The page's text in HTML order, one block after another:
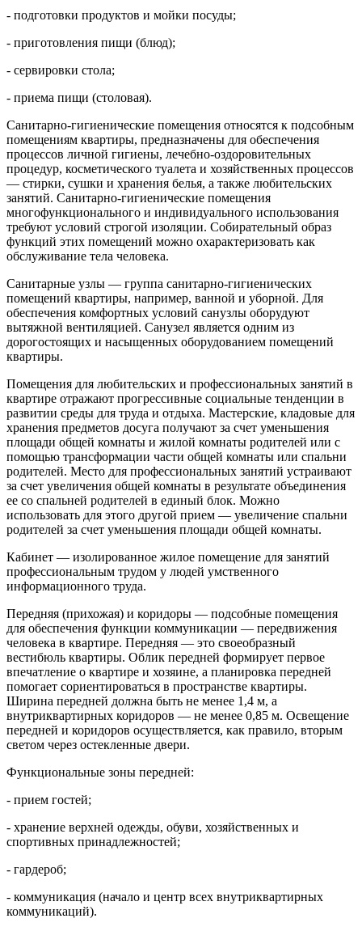
- подготовки продуктов и мойки посуды;
- приготовления пищи (блюд);
- сервировки стола;
- приема пищи (столовая).
Санитарно-гигиенические помещения относятся к подсобным
помещениям квартиры, предназначены для обеспечения
процессов личной гигиены, лечебно-оздоровительных
процедур, косметического туалета и хозяйственных процессов
— стирки, сушки и хранения белья, а также любительских
занятий. Санитарно-гигиенические помещения
многофункционального и индивидуального использования
требуют условий строгой изоляции. Собирательный образ
функций этих помещений можно охарактеризовать как
обслуживание тела человека.
Санитарные узлы — группа санитарно-гигиенических
помещений квартиры, например, ванной и уборной. Для
обеспечения комфортных условий санузлы оборудуют
вытяжной вентиляцией. Санузел является одним из
дорогостоящих и насыщенных оборудованием помещений
квартиры.
Помещения для любительских и профессиональных занятий в
квартире отражают прогрессивные социальные тенденции в
развитии среды для труда и отдыха. Мастерские, кладовые для
хранения предметов досуга получают за счет уменьшения
площади общей комнаты и жилой комнаты родителей или с
помощью трансформации части общей комнаты или спальни
родителей. Место для профессиональных занятий устраивают
за счет увеличения общей комнаты в результате объединения
ее со спальней родителей в единый блок. Можно
использовать для этого другой прием — увеличение спальни
родителей за счет уменьшения площади общей комнаты.
Кабинет — изолированное жилое помещение для занятий
профессиональным трудом у людей умственного
информационного труда.
Передняя (прихожая) и коридоры — подсобные помещения
для обеспечения функции коммуникации — передвижения
человека в квартире. Передняя — это своеобразный
вестибюль квартиры. Облик передней формирует первое
впечатление о квартире и хозяине, а планировка передней
помогает сориентироваться в пространстве квартиры.
Ширина передней должна быть не менее 1,4 м, а
внутриквартирных коридоров — не менее 0,85 м. Освещение
передней и коридоров осуществляется, как правило, вторым
светом через остекленные двери.
Функциональные зоны передней:
- прием гостей;
- хранение верхней одежды, обуви, хозяйственных и
спортивных принадлежностей;
- гардероб;
- коммуникация (начало и центр всех внутриквартирных
коммуникаций).